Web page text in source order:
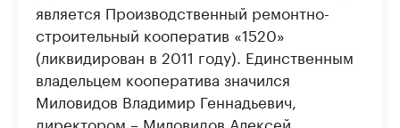
является Производственный ремонтно-
строительный кооператив «1520»
(ликвидирован в 2011 году). Единственным
владельцем кооператива значился
Миловидов Владимир Геннадьевич,
директором – Миловидов Алексей